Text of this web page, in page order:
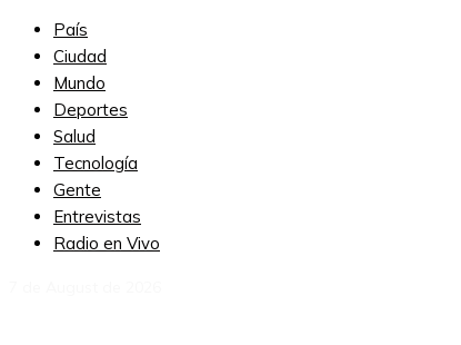
País
Ciudad
Mundo
Deportes
Salud
Tecnología
Gente
Entrevistas
Radio en Vivo